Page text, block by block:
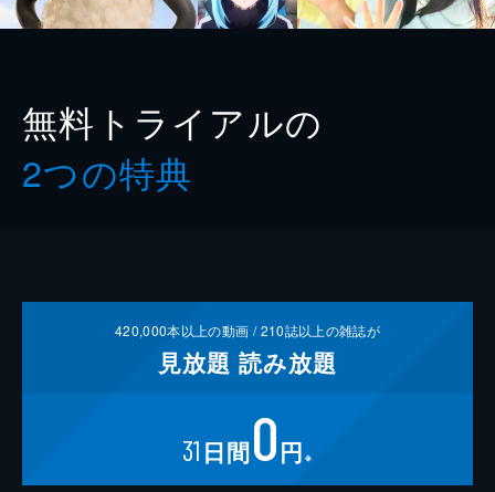
無料トライアルの
2つの特典
420,000本以上の動画 /210誌以上の雑誌が
見放題 読み放題
31 日間0円 ※